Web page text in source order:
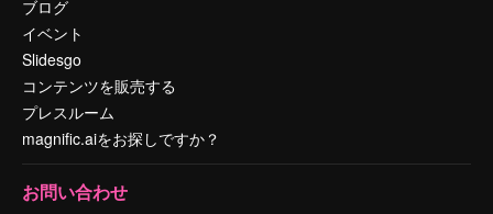
ブログ
イベント
Slidesgo
コンテンツを販売する
プレスルーム
magnific.aiをお探しですか？
お問い合わせ